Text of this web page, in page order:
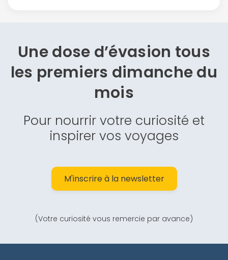
Une dose d’évasion tous
les premiers dimanche du
mois
Pour nourrir votre curiosité et
inspirer vos voyages
M'inscrire à la newsletter
(Votre curiosité vous remercie par avance)